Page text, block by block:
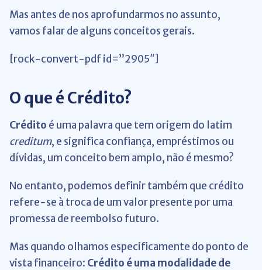
Mas antes de nos aprofundarmos no assunto,
vamos falar de alguns conceitos gerais.
[rock-convert-pdf id=”2905″]
O que é Crédito?
Crédito é uma palavra que tem origem do latim
creditum, e significa confiança, empréstimos ou
dívidas, um conceito bem amplo, não é mesmo?
No entanto, podemos definir também que crédito
refere-se à troca de um valor presente por uma
promessa de reembolso futuro.
Mas quando olhamos especificamente do ponto de
vista financeiro: Crédito é uma modalidade de